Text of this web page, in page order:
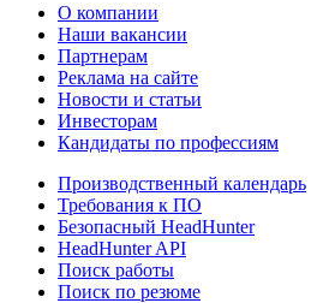
О компании
Наши вакансии
Партнерам
Реклама на сайте
Новости и статьи
Инвесторам
Кандидаты по профессиям
Производственный календарь
Требования к ПО
Безопасный HeadHunter
HeadHunter API
Поиск работы
Поиск по резюме